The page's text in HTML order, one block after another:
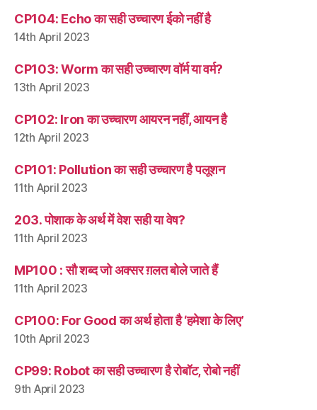
CP104: Echo का सही उच्चारण ईको नहीं है
14th April 2023
CP103: Worm का सही उच्चारण वॉर्म या वर्म?
13th April 2023
CP102: Iron का उच्चारण आयरन नहीं, आयन है
12th April 2023
CP101: Pollution का सही उच्चारण है पलूशन
11th April 2023
203. पोशाक के अर्थ में वेश सही या वेष?
11th April 2023
MP100 : सौ शब्द जो अक्सर ग़लत बोले जाते हैं
11th April 2023
CP100: For Good का अर्थ होता है ‘हमेशा के लिए’
10th April 2023
CP99: Robot का सही उच्चारण है रोबॉट, रोबो नहीं
9th April 2023